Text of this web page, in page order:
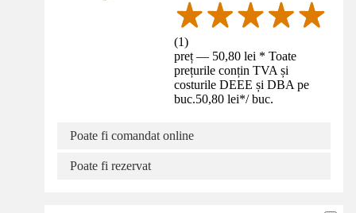
(1)
preț — 50,80 lei * Toate
prețurile conțin TVA și
costurile DEEE și DBA pe
buc.50,80 lei*/ buc.
Poate fi comandat online
Poate fi rezervat